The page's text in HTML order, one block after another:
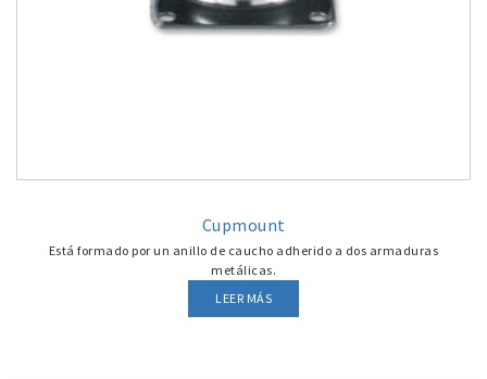
Cupmount
Está formado por un anillo de caucho adherido a dos armaduras
metálicas.
LEER MÁS